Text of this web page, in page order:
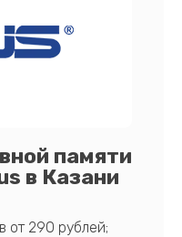
памяти
в Казани
от 290 рублей;